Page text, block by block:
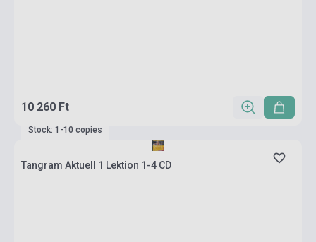
10 260 Ft
Stock: 1-10 copies
Tangram Aktuell 1 Lektion 1-4 CD